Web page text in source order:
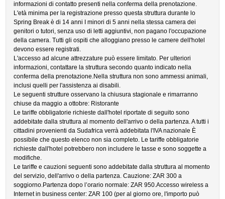
informazioni di contatto presenti nella conferma della prenotazione.
L'età minima per la registrazione presso questa struttura durante lo
Spring Break è di 14 anni I minori di 5 anni nella stessa camera dei
genitori o tutori, senza uso di letti aggiuntivi, non pagano l'occupazione
della camera. Tutti gli ospiti che alloggiano presso le camere dell'hotel
devono essere registrati.
L'accesso ad alcune attrezzature può essere limitato. Per ulteriori
informazioni, contattare la struttura secondo quanto indicato nella
conferma della prenotazione.Nella struttura non sono ammessi animali,
inclusi quelli per l'assistenza ai disabili.
Le seguenti strutture osservano la chiusura stagionale e rimarranno
chiuse da maggio a ottobre: Ristorante
Le tariffe obbligatorie richieste dall'hotel riportate di seguito sono
addebitate dalla struttura al momento dell'arrivo o della partenza. A tutti i
cittadini provenienti da Sudafrica verrà addebitata l'IVA nazionale È
possibile che questo elenco non sia completo. Le tariffe obbligatorie
richieste dall'hotel potrebbero non includere le tasse e sono soggette a
modifiche.
Le tariffe e cauzioni seguenti sono addebitate dalla struttura al momento
del servizio, dell'arrivo o della partenza. Cauzione: ZAR 300 a
soggiorno.Partenza dopo l’orario normale: ZAR 950.Accesso wireless a
Internet in business center: ZAR 100 (per al giorno ore, l'importo può